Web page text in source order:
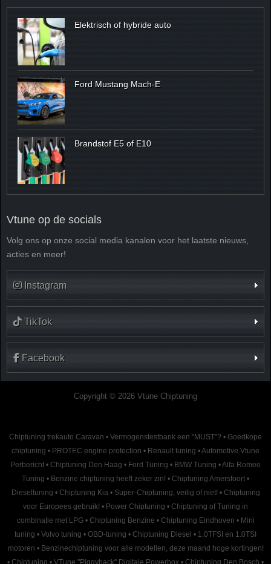
Elektrisch of hybride auto
Ford Mustang Mach-E
Brandstof E5 of E10
Vtune op de socials
Volg ons op onze social media kanalen voor het laatste nieuws,
acties en meer!
Instagram
TikTok
Facebook
Copyright © 2026 Vtune Chiptuning
Chiptuning trekauto Caravan • Vermogenstestbank een "MUST"? • Goedkope
chiptuning • PROTEC engine protection • Renault tuning •Automotive Vtune
Perbericht • Chiptuning Den Haag • Ford Tuning • BMW Tuning •Alfa Romeo
Tuning • Benzine chiptuning heeft zeker zin! • Chiptuning Amersfoort •
Dieseltuning • Chiptuning Kia • Super-Chiptuning, veilig of niet! • Chiptuning
voor Europees gebruik! • Power Chiptuning • Chiptuning of Tuning in
combinatie met LPG • Chiptuning Benzine • Chiptuning Eindhoven • Mini
tuning • Volvo tuning • OBD-tuning • Chiptuning Diesel • 1.0TFSI en 1.0TSI
motoren • Benzinechiptuning voor alle modellen, deze maand hoge kortingen!
• Chiptuning • VTune "Piggyback" Digitale Powerbox • Chiptuning Den Bosch •